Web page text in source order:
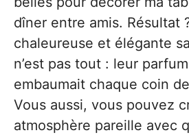
dîner entre amis. Résultat
chaleureuse et élégante
n’est pas tout : leur
embaumait chaque coin
Vous aussi, vous pouvez
atmosphère pareille avec